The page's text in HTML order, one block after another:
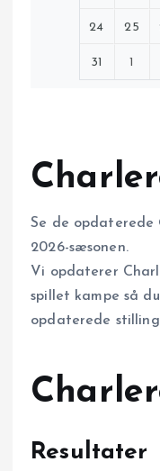
24 25
31 1
Se de opdaterede
2026-sæsonen.
Vi opdaterer
spillet kampe så
opdaterede
Resultater